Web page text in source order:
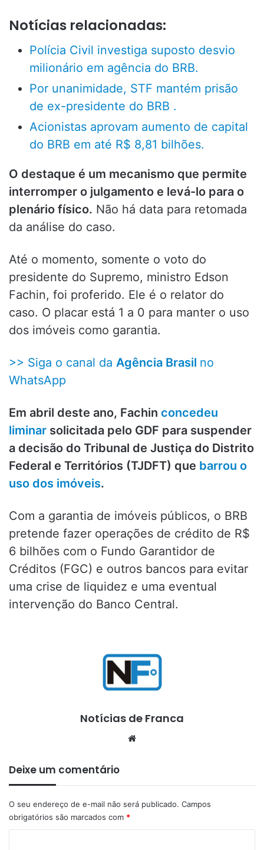
Notícias relacionadas:
Polícia Civil investiga suposto desvio
milionário em agência do BRB.
Por unanimidade, STF mantém prisão
de ex-presidente do BRB .
Acionistas aprovam aumento de capital
do BRB em até R$ 8,81 bilhões.
O destaque é um mecanismo que permite
interromper o julgamento e levá-lo para o
plenário físico. Não há data para retomada
da análise do caso.
Até o momento, somente o voto do
presidente do Supremo, ministro Edson
Fachin, foi proferido. Ele é o relator do
caso. O placar está 1 a 0 para manter o uso
dos imóveis como garantia.
>> Siga o canal da Agência Brasil no
WhatsApp
Em abril deste ano, Fachin concedeu
liminar solicitada pelo GDF para suspender
a decisão do Tribunal de Justiça do Distrito
Federal e Territórios (TJDFT) que barrou o
uso dos imóveis.
Com a garantia de imóveis públicos, o BRB
pretende fazer operações de crédito de R$
6 bilhões com o Fundo Garantidor de
Créditos (FGC) e outros bancos para evitar
uma crise de liquidez e uma eventual
intervenção do Banco Central.
Notícias de Franca
Deixe um comentário
O seu endereço de e-mail não será publicado. Campos
obrigatórios são marcados com *